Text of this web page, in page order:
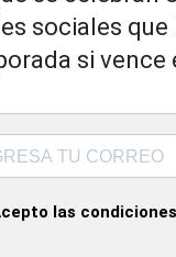
sociales
si vence
las